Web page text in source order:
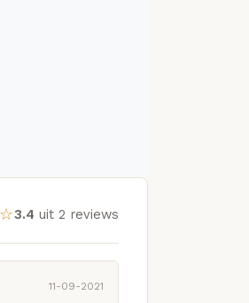
3.4 uit 2 reviews
11-09-2021